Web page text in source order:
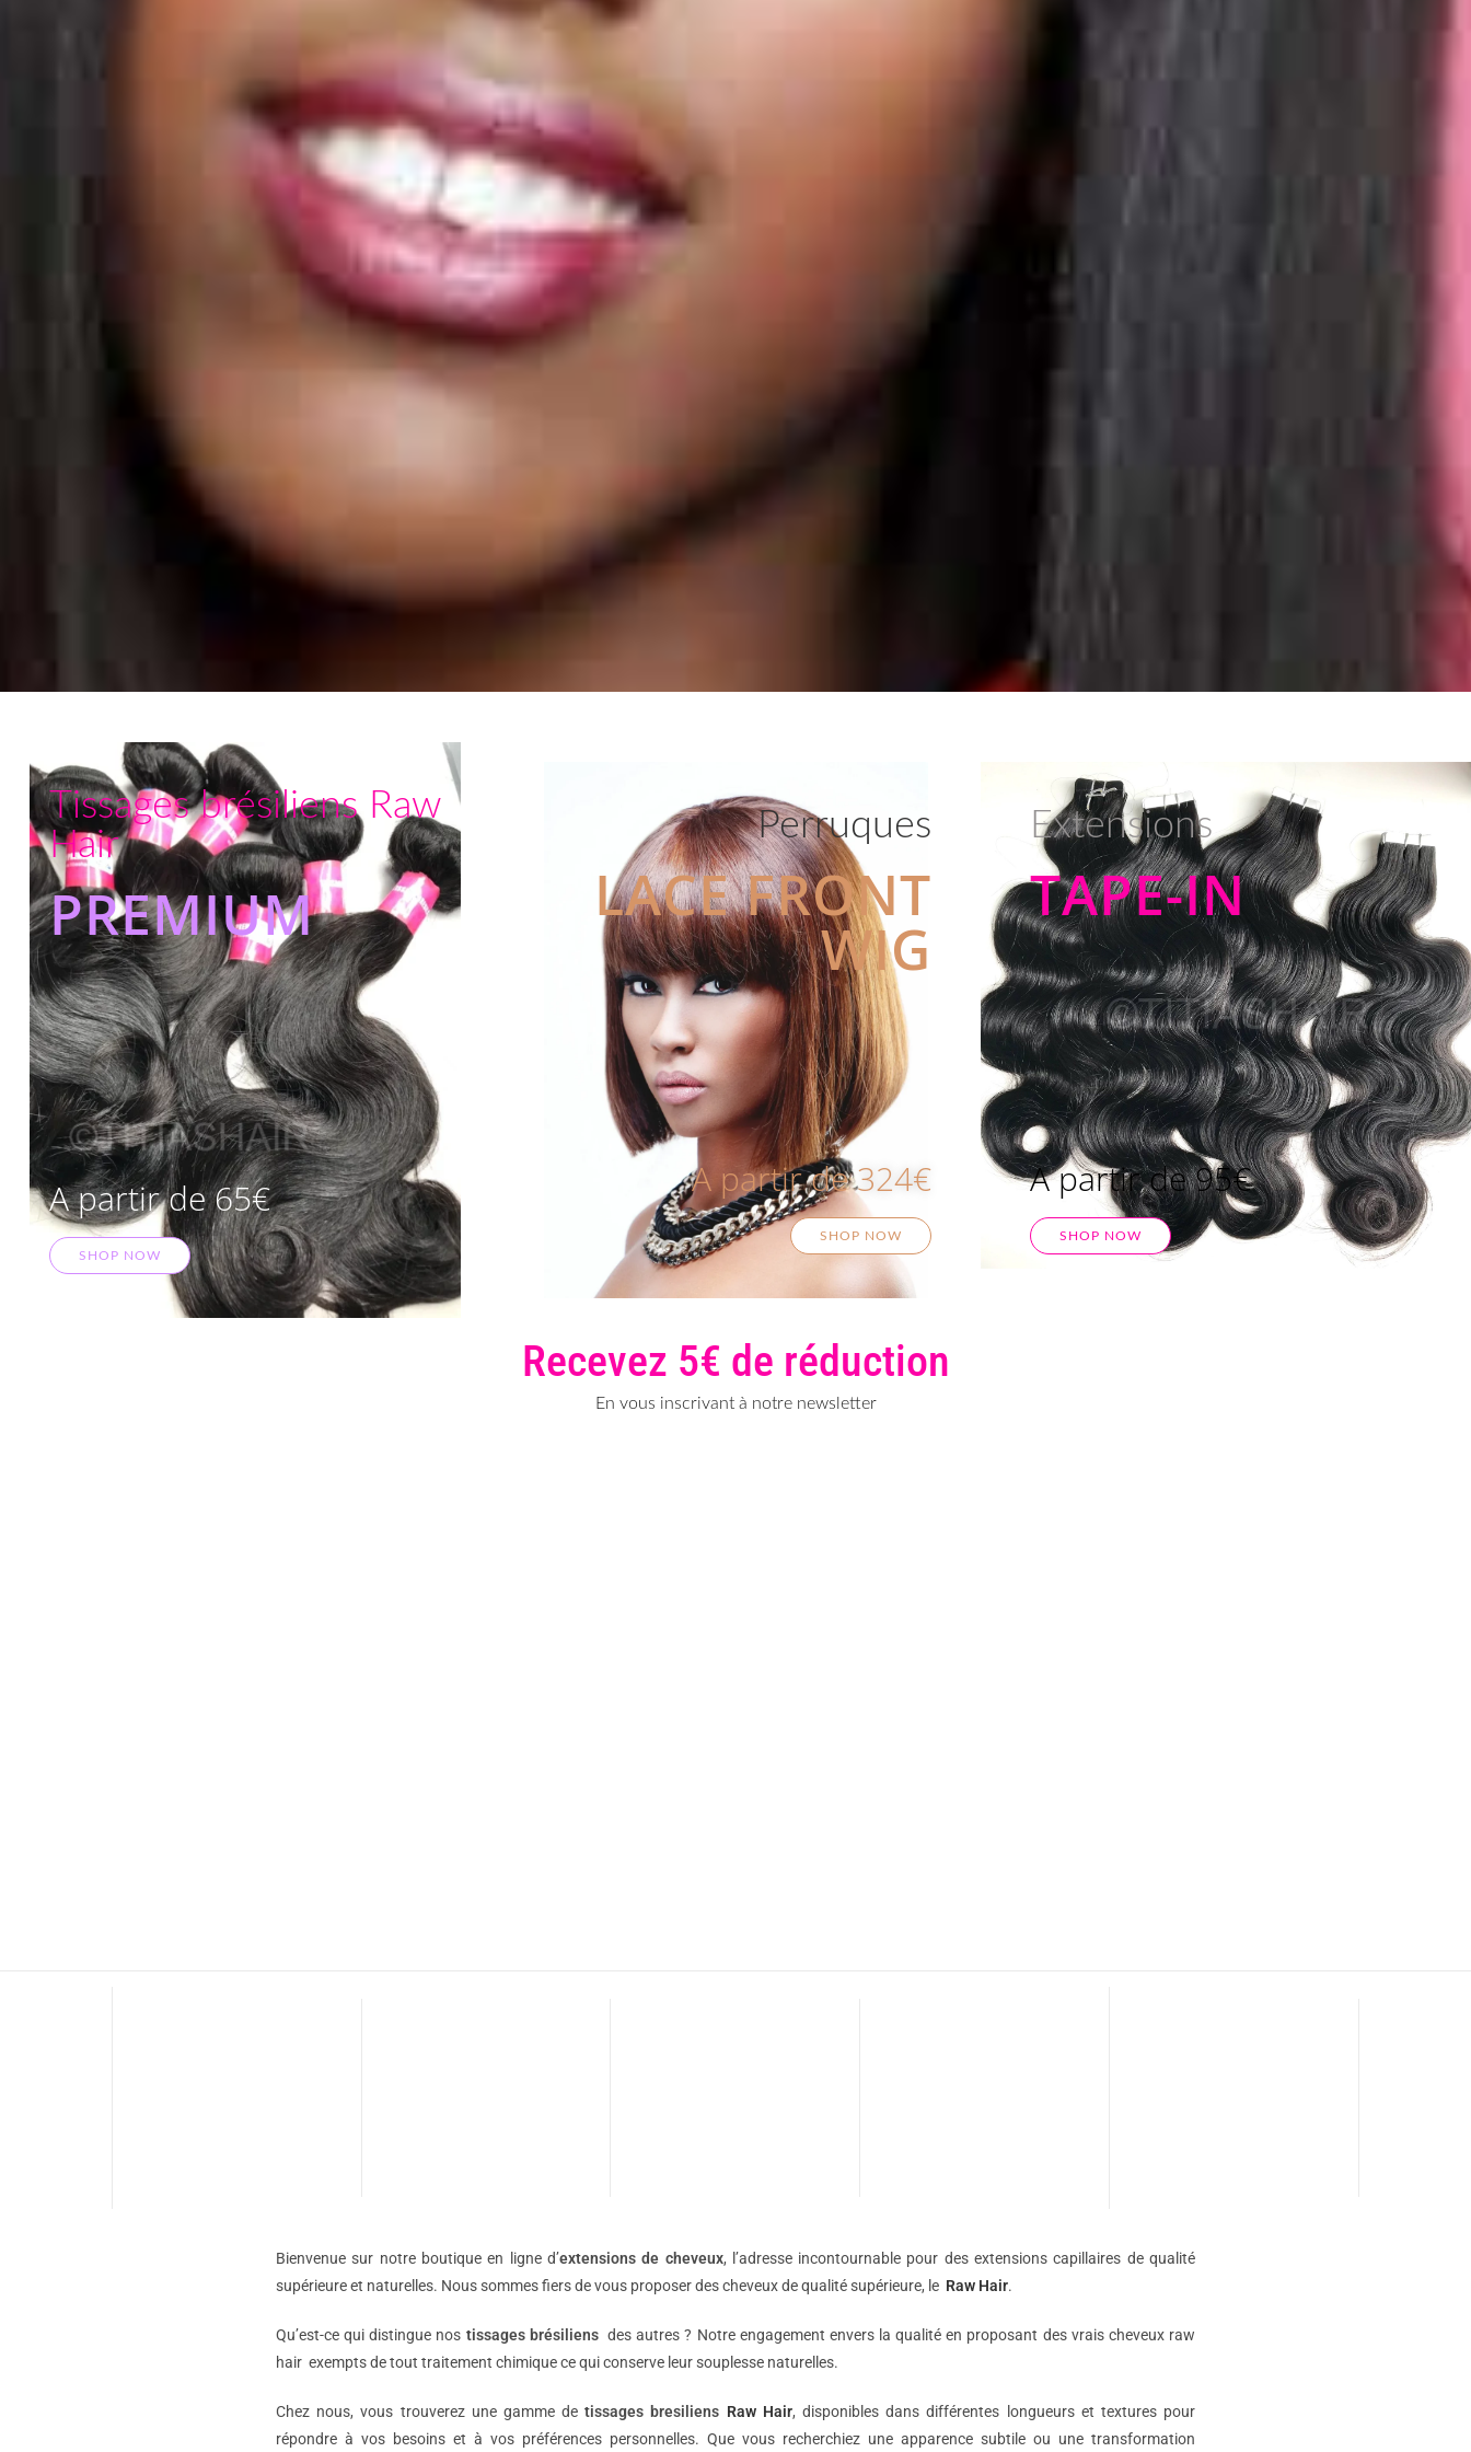
Tissages brésiliens Raw
Hair
PREMIUM
A partir de 65€
SHOP NOW
Perruques
LACE FRONT
WIG
A partir de 324€
SHOP NOW
Extensions
TAPE-IN
A partir de 95€
SHOP NOW
Recevez 5€ de réduction
En vous inscrivant à notre newsletter
Bienvenue sur notre boutique en ligne d’extensions de cheveux, l’adresse incontournable pour des extensions capillaires de qualité
supérieure et naturelles. Nous sommes fiers de vous proposer des cheveux de qualité supérieure, le Raw Hair.
Qu’est-ce qui distingue nos tissages brésiliensdes autres ? Notre engagement envers la qualité en proposant des vrais cheveux raw
hair exempts de tout traitement chimique ce qui conserve leur souplesse naturelles.
Chez nous, vous trouverez une gamme detissages bresiliens Raw Hair, disponibles dans différentes longueurs et textures pour
répondre à vos besoins et à vos préférences personnelles. Que vous recherchiez une apparence subtile ou une transformation